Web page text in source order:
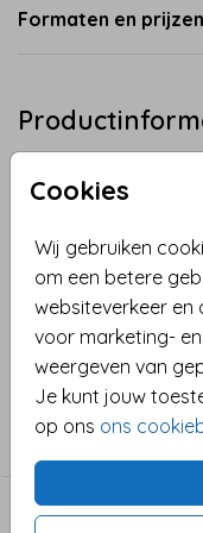
Cookies
Wij gebruiken
om een betere
websiteverkeer en
voor marketing-
weergeven van
Je kunt jouw
op ons ons
Formaten en prijzen
Omschrijving
met een nog uit te
deurhanger staat
konijntje met een
het kindje op de
extra persoonlijk.
Toon meer
Collectie
Felicitatie geboorte
Dit vind je